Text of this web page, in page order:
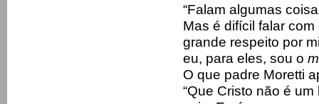
“Falam algumas
Mas é difícil falar
grande respeito por
eu, para eles, sou o
O que padre Moretti
“Que Cristo não é